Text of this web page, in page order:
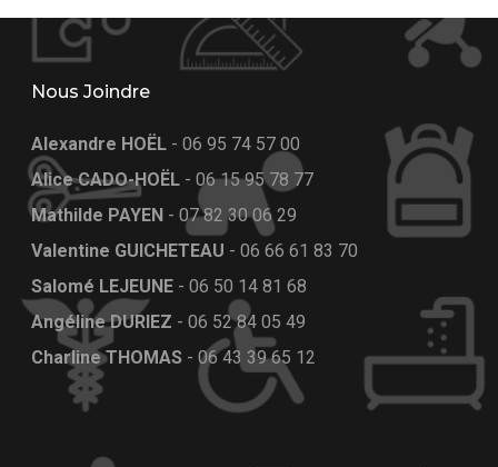
Nous Joindre
Alexandre HOËL - 06 95 74 57 00
Alice CADO-HOËL - 06 15 95 78 77
Mathilde PAYEN - 07 82 30 06 29
Valentine GUICHETEAU - 06 66 61 83 70
Salomé LEJEUNE - 06 50 14 81 68
Angéline DURIEZ - 06 52 84 05 49
Charline THOMAS - 06 43 39 65 12